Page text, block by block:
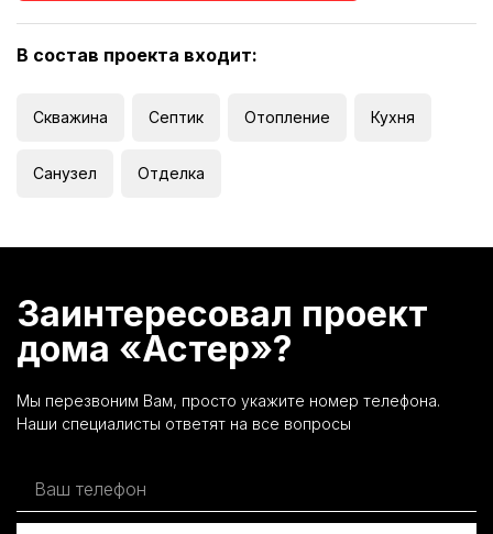
В состав проекта входит:
Скважина Септик Отопление Кухня
Санузел Отделка
Заинтересовал проект
дома «Астер»?
Мы перезвоним Вам, просто укажите номер телефона.
Наши специалисты ответят на все вопросы